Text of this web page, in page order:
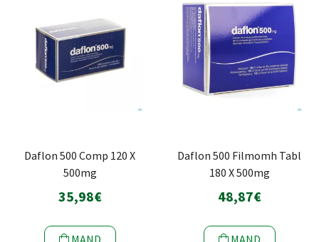
Daflon 500 Comp 120 X
500mg
35,98€
MAND
Daflon 500 Filmomh Tabl
180 X 500mg
48,87€
MAND